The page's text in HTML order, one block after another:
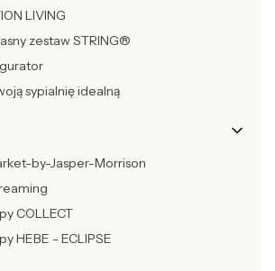
LIVING
zestaw STRING®
sypialnię idealną
by-Jasper-Morrison
COLLECT
HEBE - ECLIPSE